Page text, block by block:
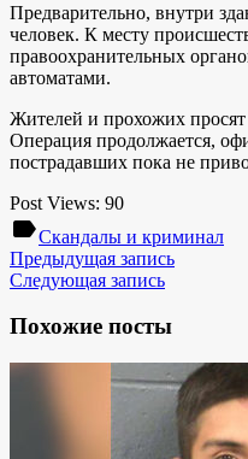
Предварительно, внутри
человек. К месту
правоохранительных
автоматами.
Жителей и прохожих
Операция продолжается,
пострадавших пока не
Post Views: 90
labelСкандалы и криминал
Предыдущая запись
Следующая запись
Похожие посты